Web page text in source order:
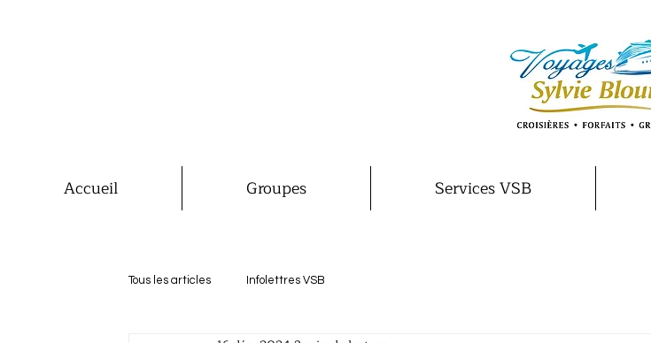
Accueil Groupes Services VSB
Tous les articles Infolettres VSB